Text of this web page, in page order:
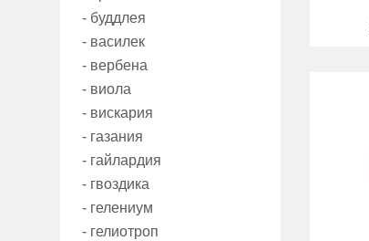
- буддлея
- василек
- вербена
- виола
- вискария
- газания
- гайлардия
- гвоздика
- гелениум
- гелиотроп